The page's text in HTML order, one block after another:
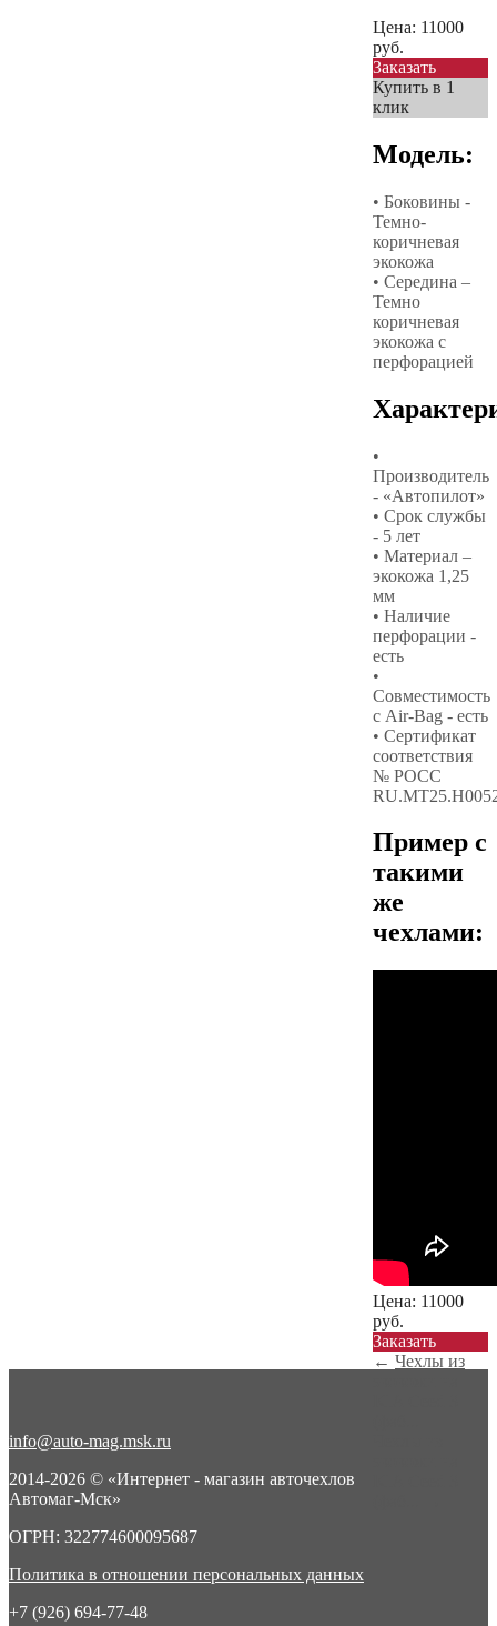
Цена: 11000
руб.
Заказать
Купить в 1
клик
Модель:
• Боковины -
Темно-
коричневая
экокожа
• Середина –
Темно
коричневая
экокожа с
перфорацией
•
Производитель
- «Автопилот»
• Срок службы
- 5 лет
• Материал –
экокожа 1,25
мм
• Наличие
перфорации -
есть
•
Совместимость
с Air-Bag - есть
• Сертификат
соответствия
№ РОСС
Пример с
такими
же
чехлами:
Цена: 11000
руб.
Заказать
← Чехлы из
info@auto-mag.msk.ru
2014-2026 © «Интернет - магазин авточехлов
Автомаг-Мск»
ОГРН: 322774600095687
Политика в отношении персональных данных
+7 (926) 694-77-48